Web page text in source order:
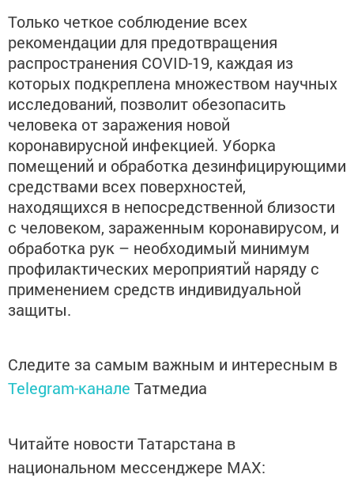
Только четкое соблюдение всех
рекомендации для предотвращения
распространения COVID-19, каждая из
которых подкреплена множеством научных
исследований, позволит обезопасить
человека от заражения новой
коронавирусной инфекцией. Уборка
помещений и обработка дезинфицирующими
средствами всех поверхностей,
находящихся в непосредственной близости
с человеком, зараженным коронавирусом, и
обработка рук – необходимый минимум
профилактических мероприятий наряду с
применением средств индивидуальной
защиты.
Следите за самым важным и интересным в
Telegram-канале Татмедиа
Читайте новости Татарстана в
национальном мессенджере MАХ: